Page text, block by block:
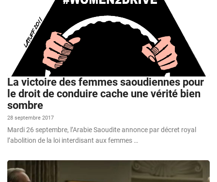
La victoire des femmes saoudiennes pour
le droit de conduire cache une vérité bien
sombre
28 septembre 2017
Mardi 26 septembre, l’Arabie Saoudite annonce par décret royal
l’abolition de la loi interdisant aux femmes …